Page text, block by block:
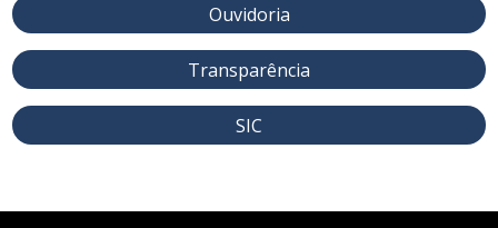
Ouvidoria
Transparência
SIC